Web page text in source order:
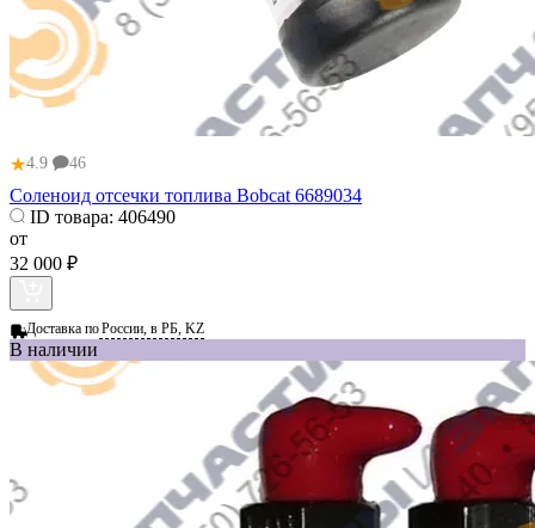
★4.9 46
Соленоид отсечки топлива Bobcat 6689034
ID товара: 406490
от
32 000 ₽
Доставка поРоссии, в РБ, KZ
В наличии